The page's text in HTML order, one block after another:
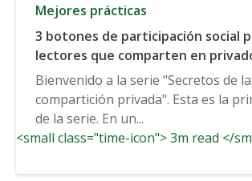
Mejores prácticas
3 botones de participación social
lectores que comparten en
Bienvenido a la serie "Secretos de la
compartición privada". Esta es la primera parte
de la serie. En un...
<small class="time-icon"> 3m read </